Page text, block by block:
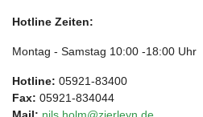
Hotline Zeiten:
Montag - Samstag 10:00 -18:00 Uhr
Hotline: 05921-83400
Fax: 05921-834044